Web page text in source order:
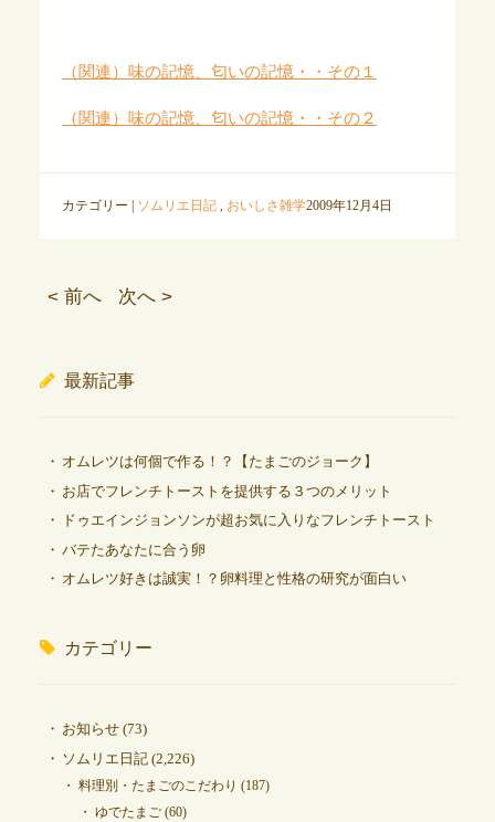
（関連）味の記憶、匂いの記憶・・その１
（関連）味の記憶、匂いの記憶・・その２
カテゴリー | ソムリエ日記, おいしさ雑学2009年12月4日
< 前へ 次へ >
最新記事
オムレツは何個で作る！？【たまごのジョーク】
お店でフレンチトーストを提供する３つのメリット
ドゥエインジョンソンが超お気に入りなフレンチトースト
バテたあなたに合う卵
オムレツ好きは誠実！？卵料理と性格の研究が面白い
カテゴリー
お知らせ(73)
ソムリエ日記(2,226)
料理別・たまごのこだわり (187)
ゆでたまご(60)